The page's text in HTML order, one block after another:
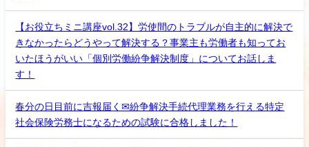
【お役立ちミニ講座vol.32】労使間のトラブルが自主的に解決で
きなかったらどうやって解決する？事業主も労働者も知ってお
いたほうがいい「個別労働紛争解決制度」についてお話しま
す！
春分の日目前に吉報届く✉紛争解決手続代理業務を行える特定
社会保険労務士になるための試験に合格しました！